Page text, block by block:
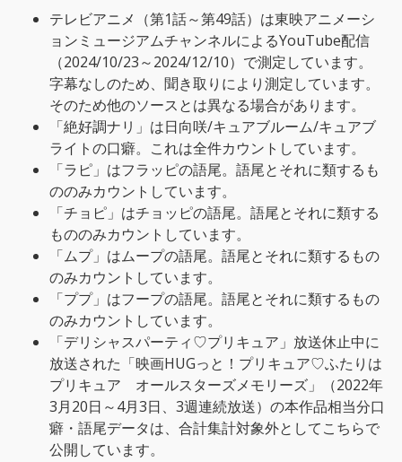
テレビアニメ（第1話～第49話）は東映アニメーシ
ョンミュージアムチャンネルによるYouTube配信
（2024/10/23～2024/12/10）で測定しています。
字幕なしのため、聞き取りにより測定しています。
そのため他のソースとは異なる場合があります。
「絶好調ナリ」は日向咲/キュアブルーム/キュアブ
ライトの口癖。これは全件カウントしています。
「ラピ」はフラッピの語尾。語尾とそれに類するも
ののみカウントしています。
「チョピ」はチョッピの語尾。語尾とそれに類する
もののみカウントしています。
「ムプ」はムープの語尾。語尾とそれに類するもの
のみカウントしています。
「ププ」はフープの語尾。語尾とそれに類するもの
のみカウントしています。
「デリシャスパーティ♡プリキュア」放送休止中に
放送された「映画HUGっと！プリキュア♡ふたりは
プリキュア オールスターズメモリーズ」（2022年
3月20日～4月3日、3週連続放送）の本作品相当分口
癖・語尾データは、合計集計対象外としてこちらで
公開しています。